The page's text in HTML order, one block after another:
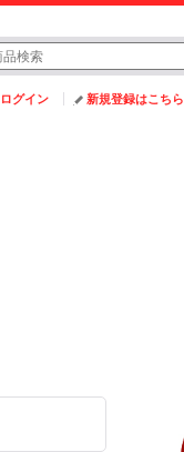
ログイン 新規登録はこちら